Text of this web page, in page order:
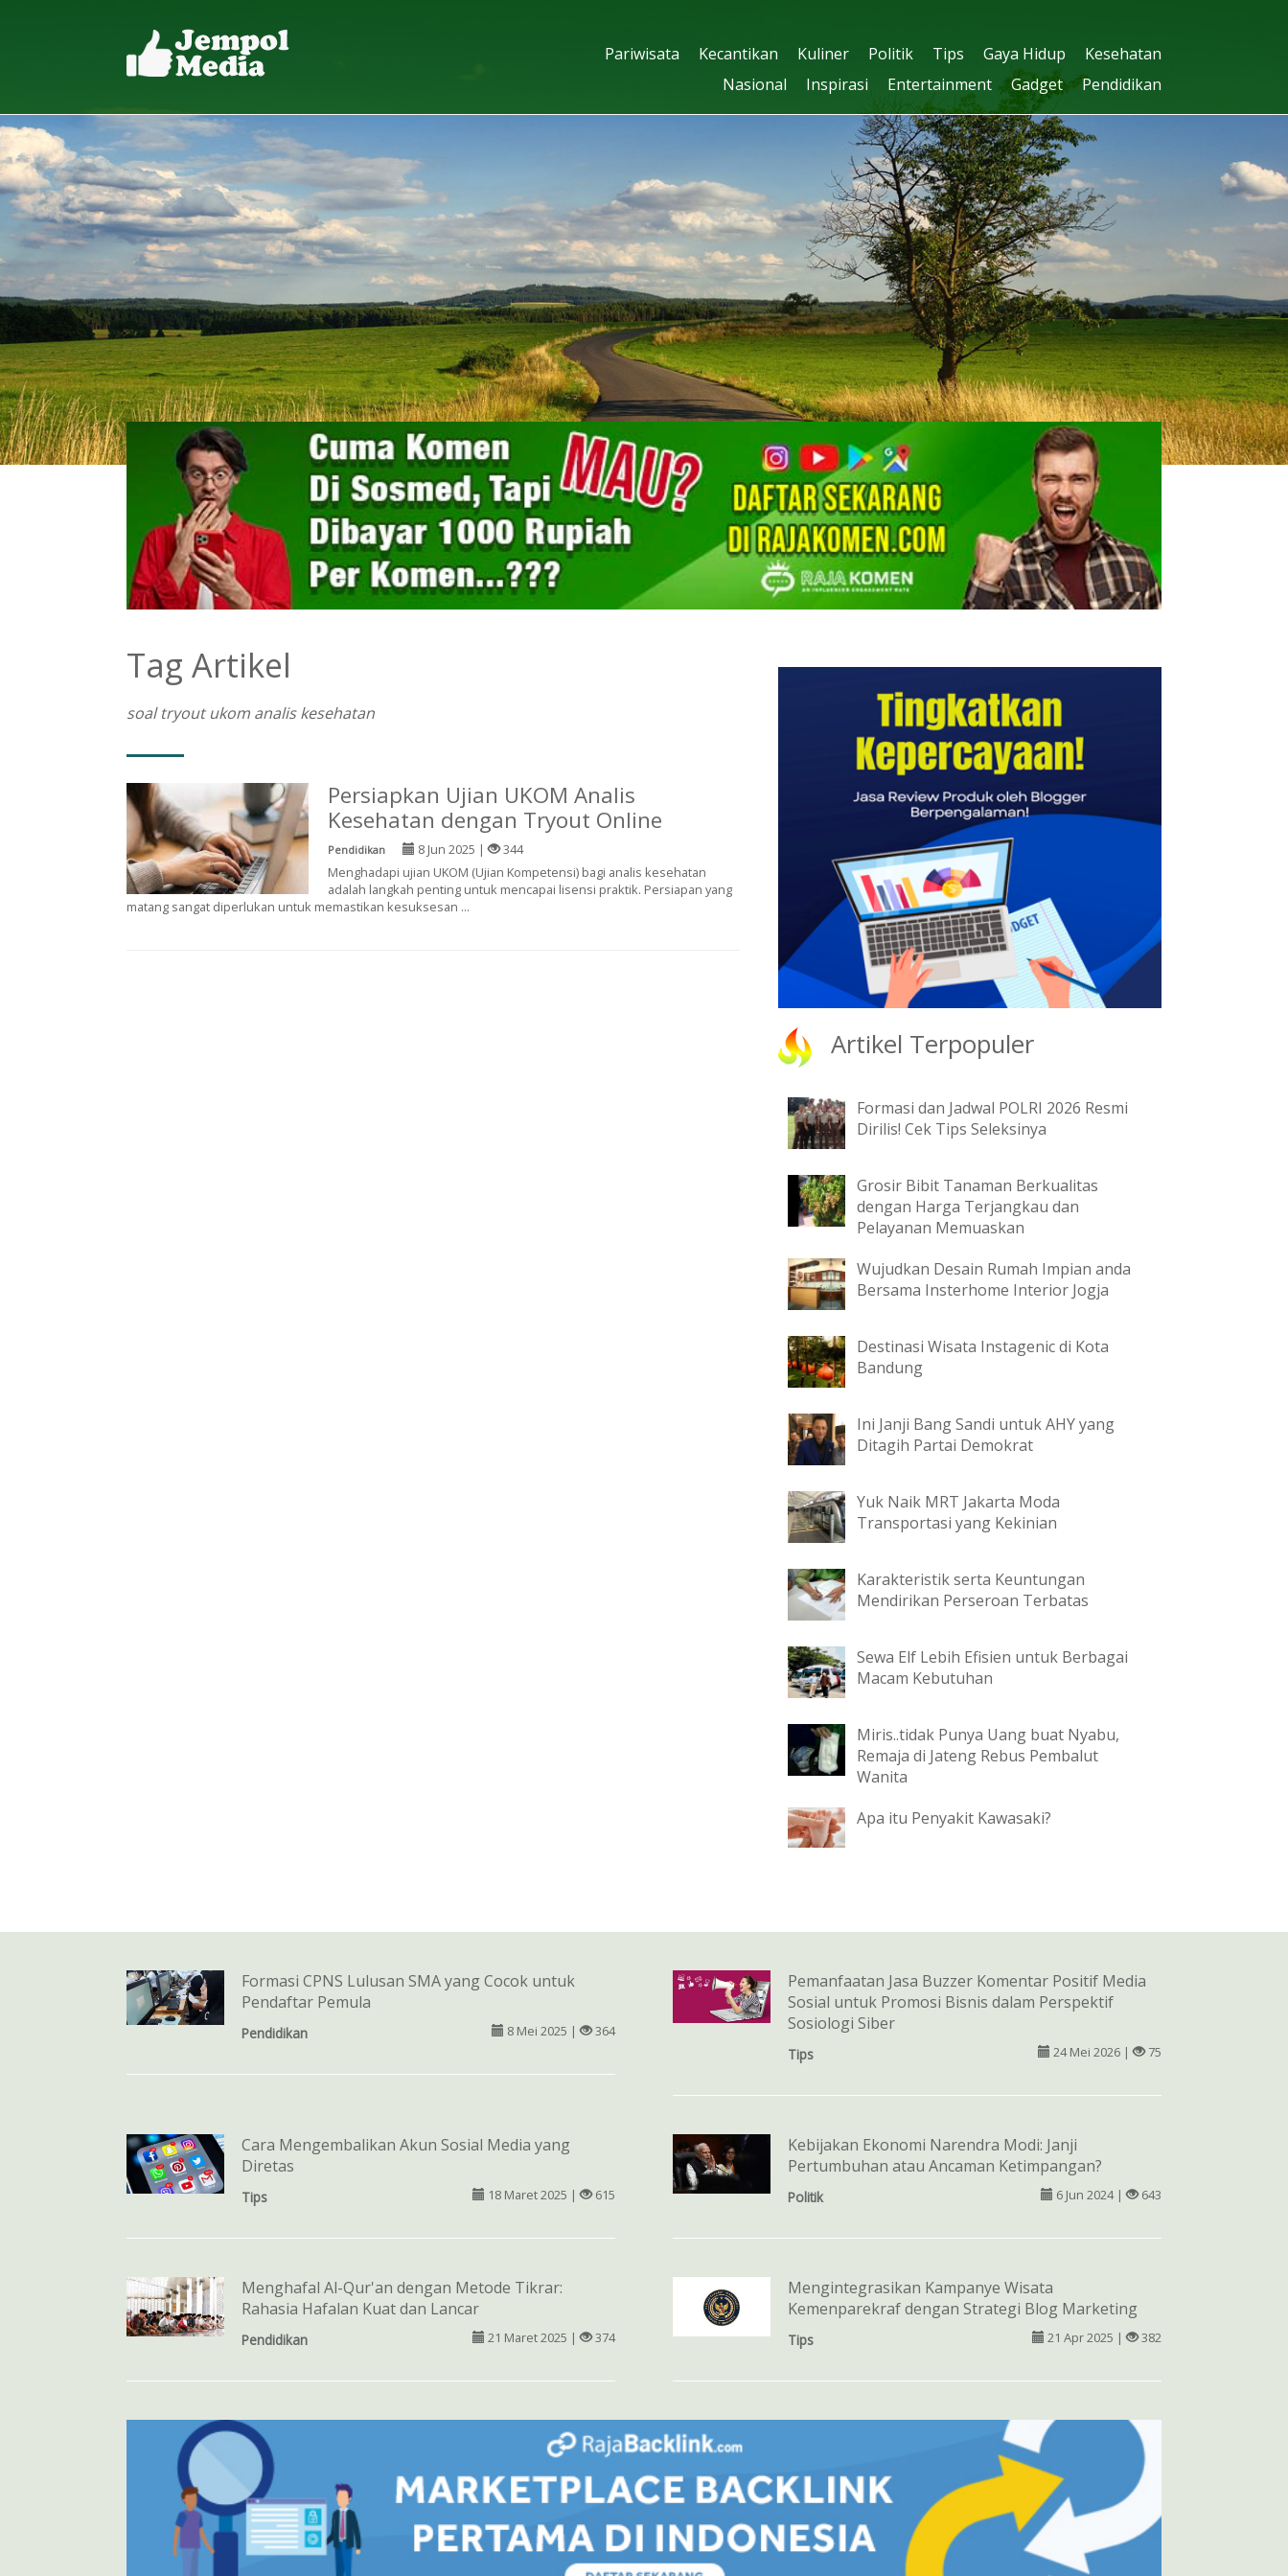
Pariwisata Kecantikan Kuliner Politik Tips Gaya Hidup
Kesehatan
Nasional
Inspirasi Entertainment Gadget Pendidikan
Tag Artikel
soal tryout ukom analis kesehatan
Persiapkan Ujian UKOM Analis
Kesehatan dengan Tryout Online
Pendidikan 8 Jun 2025 |
344
Menghadapi ujian UKOM (Ujian Kompetensi) bagi analis kesehatan
adalah langkah penting untuk mencapai lisensi praktik. Persiapan yang
matang sangat diperlukan untuk memastikan kesuksesan ...
Artikel Terpopuler
Formasi dan Jadwal POLRI 2026 Resmi
Dirilis! Cek Tips Seleksinya
Grosir Bibit Tanaman Berkualitas
dengan Harga Terjangkau dan
Pelayanan Memuaskan
Wujudkan Desain Rumah Impian anda
Bersama Insterhome Interior Jogja
Destinasi Wisata Instagenic di Kota
Bandung
Ini Janji Bang Sandi untuk AHY yang
Ditagih Partai Demokrat
Yuk Naik MRT Jakarta Moda
Transportasi yang Kekinian
Karakteristik serta Keuntungan
Mendirikan Perseroan Terbatas
Sewa Elf Lebih Efisien untuk Berbagai
Macam Kebutuhan
Miris..tidak Punya Uang buat Nyabu,
Remaja di Jateng Rebus Pembalut
Wanita
Apa itu Penyakit Kawasaki?
Formasi CPNS Lulusan SMA yang Cocok untuk
Pendaftar Pemula
Pendidikan 8 Mei 2025 | 364
Pemanfaatan Jasa Buzzer Komentar Positif Media
Sosial untuk Promosi Bisnis dalam Perspektif
Sosiologi Siber
Tips 24 Mei 2026 | 75
Cara Mengembalikan Akun Sosial Media yang
Diretas
Tips 18 Maret 2025 | 615
Kebijakan Ekonomi Narendra Modi: Janji
Pertumbuhan atau Ancaman Ketimpangan?
Politik 6 Jun 2024 | 643
Menghafal Al-Qur'an dengan Metode Tikrar:
Rahasia Hafalan Kuat dan Lancar
Pendidikan 21 Maret 2025 | 374
Mengintegrasikan Kampanye Wisata
Kemenparekraf dengan Strategi Blog Marketing
Tips 21 Apr 2025 | 382